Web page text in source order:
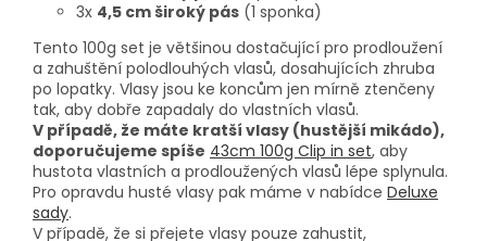
3x 4,5 cm široký pás (1 sponka)
Tento 100g set je většinou dostačující pro prodloužení
a zahuštění polodlouhých vlasů, dosahujících zhruba
po lopatky. Vlasy jsou ke koncům jen mírně ztenčeny
tak, aby dobře zapadaly do vlastních vlasů.
V případě, že máte kratší vlasy (hustější mikádo),
doporučujeme spíše 43cm 100g Clip in set, aby
hustota vlastních a prodloužených vlasů lépe splynula.
Pro opravdu husté vlasy pak máme v nabídce Deluxe
sady.
V případě, že si přejete vlasy pouze zahustit,